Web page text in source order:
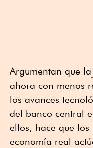
Argumentan que la
ahora con menos
los avances
del banco central
ellos, hace que
economía real